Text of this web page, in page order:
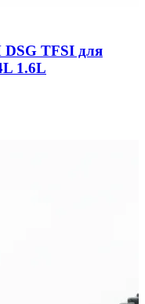
TFSI для
1.6L